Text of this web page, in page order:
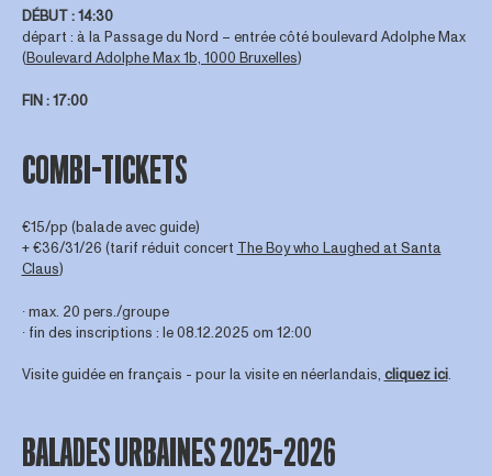
DÉBUT: 14:30
départ : à la Passage du Nord – entrée côté boulevard Adolphe Max
(Boulevard Adolphe Max 1b, 1000 Bruxelles)
FIN: 17:00
COMBI-TICKETS
€15/pp (balade avec guide)
+ €36/31/26 (tarif réduit concert The Boy who Laughed at Santa
Claus)
∙ max. 20 pers./groupe
∙ fin des inscriptions : le 08.12.2025 om 12:00
Visite guidée en français - pour la visite en néerlandais, cliquez ici.
BALADES URBAINES 2025-2026